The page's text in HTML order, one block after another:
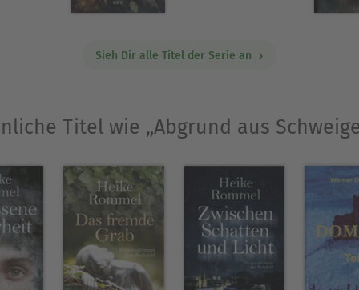
bereits der siebte Kriminalroman um
Ausblenden
Sieh Dir alle Titel der Serie an
Titel wie „Abgrund aus